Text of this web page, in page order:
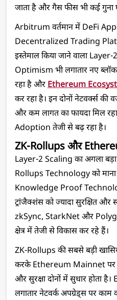
जाता है और गैस फीस भी कई गुना
Arbitrum वर्तमान में DeFi
Decentralized Trading
इस्तेमाल किया जाने वाला
Optimism भी लगातार नए
रहा है और Ethereum
कर रहा है। इन दोनों नेटवर्क्स की
और कम लागत का फायदा मिल
Adoption तेजी से बढ़ रहा है।
ZK-Rollups और
Layer-2 Scaling का अगला
Rollups Technology को
Knowledge Proof
ट्रांजैक्शंस को ज्यादा सुरक्षित और
zkSync, StarkNet और
क्षेत्र में तेजी से विकास कर रहे हैं।
ZK-Rollups की सबसे बड़ी
करके Ethereum Mainnet पर
और सुरक्षा दोनों में सुधार होता
लगातार नेटवर्क अपग्रेड्स पर